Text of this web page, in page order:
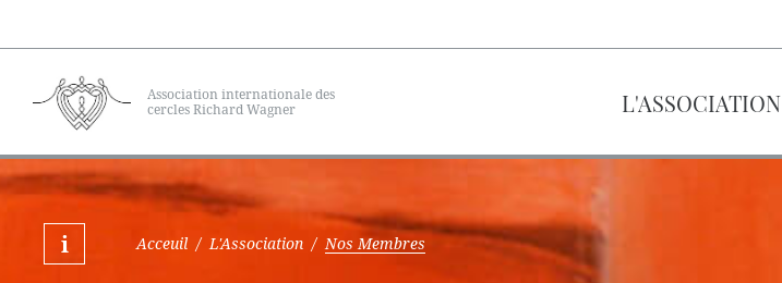
Association internationale des
cercles Richard Wagner
L'ASSOCIATION
Acceuil/ L'Association / Nos Membres